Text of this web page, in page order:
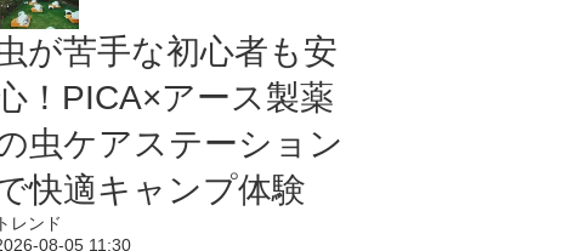
が苦手な初心者も安
！PICA×アース製薬
虫ケアステーション
快適キャンプ体験
トレンド
08-05 11:30